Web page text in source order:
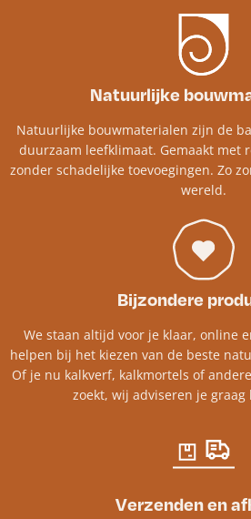
Natuurlijke
Natuurlijke bouwmaterialen zijn de
duurzaam leefklimaat. Gemaakt met
zonder schadelijke toevoegingen. Zo
wereld.
Bijzondere
We staan altijd voor je klaar, online
helpen bij het kiezen van de beste
Of je nu kalkverf, kalkmortels of
zoekt, wij adviseren je
Verzenden en